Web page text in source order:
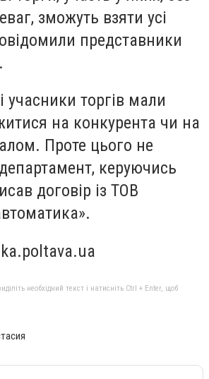
зможуть взяти усі
представники
учасники торгів мали
на конкурента чи на
Проте цього не
керуючись
договір із ТОВ
необхідний текст і натисніть Ctrl + Enter, щоб